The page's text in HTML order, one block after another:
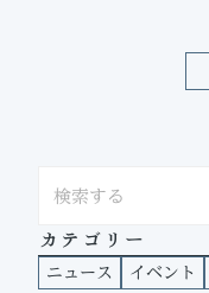
カテゴリー
ニュース イベント